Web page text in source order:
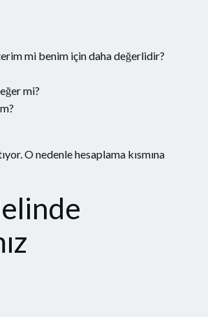
mi benim için daha değerlidir?
mi?
O nedenle hesaplama kısmına